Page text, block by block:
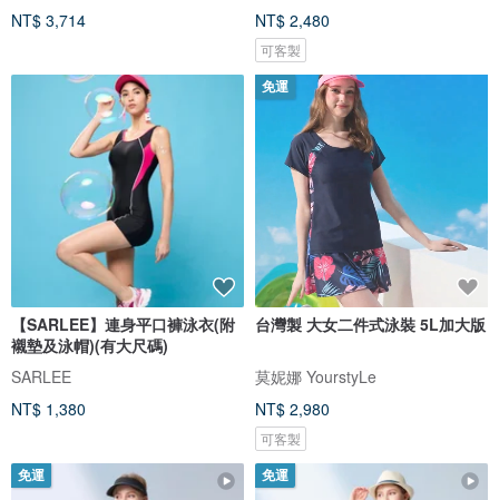
NT$ 3,714
NT$ 2,480
可客製
【SARLEE】連身平口褲泳衣(附
襯墊及泳帽)(有大尺碼)
SARLEE
NT$ 1,380
免運
台灣製 大女二件式泳裝 5L加大版
莫妮娜 YourstyLe
NT$ 2,980
可客製
免運 免運